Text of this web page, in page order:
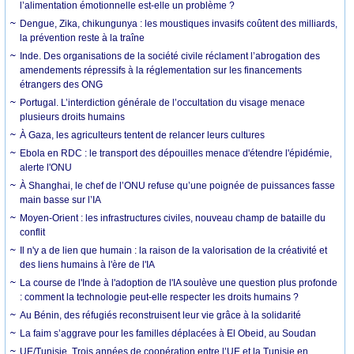
l’alimentation émotionnelle est-elle un problème ?
Dengue, Zika, chikungunya : les moustiques invasifs coûtent des milliards,
la prévention reste à la traîne
Inde. Des organisations de la société civile réclament l’abrogation des
amendements répressifs à la réglementation sur les financements
étrangers des ONG
Portugal. L’interdiction générale de l’occultation du visage menace
plusieurs droits humains
À Gaza, les agriculteurs tentent de relancer leurs cultures
Ebola en RDC : le transport des dépouilles menace d'étendre l'épidémie,
alerte l'ONU
À Shanghai, le chef de l’ONU refuse qu’une poignée de puissances fasse
main basse sur l’IA
Moyen-Orient : les infrastructures civiles, nouveau champ de bataille du
conflit
Il n'y a de lien que humain : la raison de la valorisation de la créativité et
des liens humains à l'ère de l'IA
La course de l'Inde à l'adoption de l'IA soulève une question plus profonde
: comment la technologie peut-elle respecter les droits humains ?
Au Bénin, des réfugiés reconstruisent leur vie grâce à la solidarité
La faim s’aggrave pour les familles déplacées à El Obeid, au Soudan
UE/Tunisie. Trois années de coopération entre l’UE et la Tunisie en